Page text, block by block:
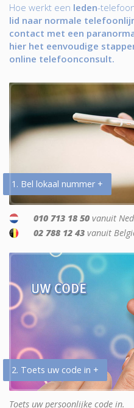
Hoe werkt een leden-
lid naar normale
contact met een
hier het eenvoudige
online telefoonconsult.
1. Bel lokaal nummer +
010 713 18 50 vanuit
02 788 12 43 vanuit
2. Toets uw code in +
Toets uw persoonlijke code in.